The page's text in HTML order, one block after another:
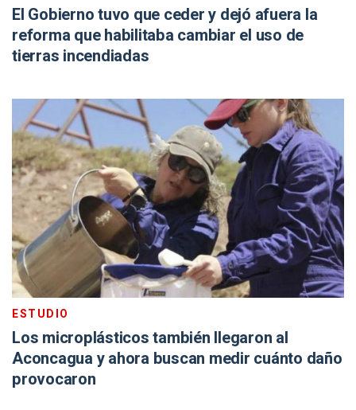
El Gobierno tuvo que ceder y dejó afuera la
reforma que habilitaba cambiar el uso de
tierras incendiadas
ESTUDIO
Los microplásticos también llegaron al
Aconcagua y ahora buscan medir cuánto daño
provocaron